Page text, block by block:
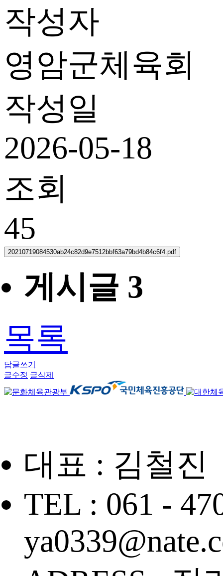
작성자
영암군체육회
작성일
2026-05-18
조회
45
20210719084530ab24c82d9e7512bbf63a79bd4b84c6f4.pdf
게시글 3
목록
답글쓰기
글수정 글삭제
대표 : 김철진
TEL : 061 -